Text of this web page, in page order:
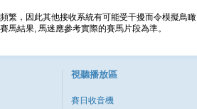
繁，因此其他接收系統有可能受干擾而令模擬鳥瞰
結果, 馬迷應參考實際的賽馬片段為準。
視聽播放區
賽日收音機